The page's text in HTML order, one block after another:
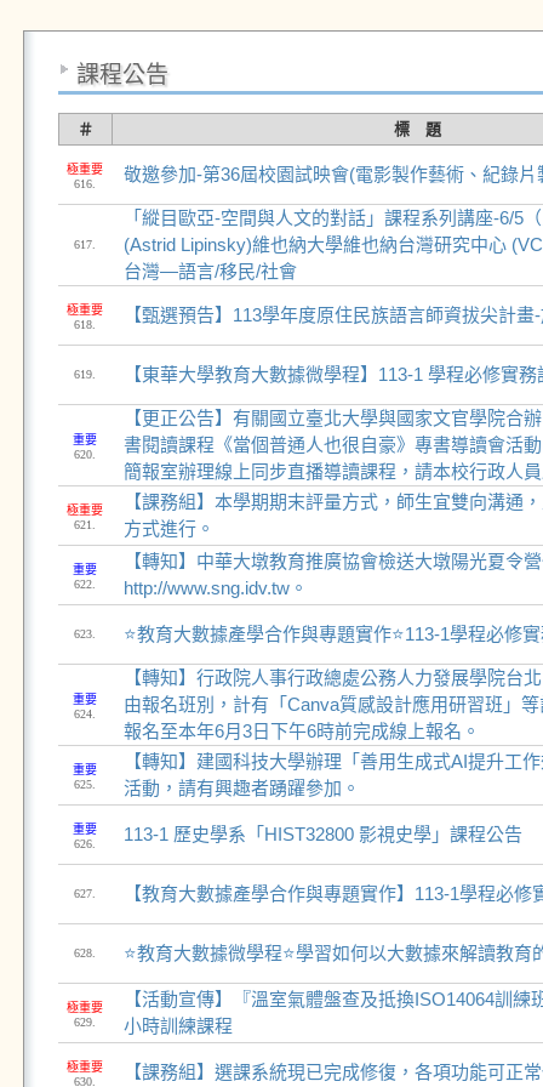
課程公告
＃ 標 題
極重要
616.
敬邀參加-第36屆校園試映會(電影製作藝術、紀錄片
617.
「縱目歐亞-空間與人文的對話」課程系列講座-6/5
(Astrid Lipinsky)維也納大學維也納台灣研究中心
台灣—語言/移民/社會
極重要
618.
【甄選預告】113學年度原住民族語言師資拔尖計
619. 【東華大學教育大數據微學程】113-1 學程必修實務
重要
620.
【更正公告】有關國立臺北大學與國家文官學院合
書閱讀課程《當個普通人也很自豪》專書導讀會活
簡報室辦理線上同步直播導讀課程，請本校行政人
極重要
621.
【課務組】本學期期末評量方式，師生宜雙向溝通
方式進行。
重要
622.
【轉知】中華大墩教育推廣協會檢送大墩陽光夏令
http://www.sng.idv.tw。
623. ⭐教育大數據產學合作與專題實作⭐113-1學程必修
重要
624.
【轉知】行政院人事行政總處公務人力發展學院台
由報名班別，計有「Canva質感設計應用研習班」
報名至本年6月3日下午6時前完成線上報名。
重要
625.
【轉知】建國科技大學辦理「善用生成式AI提升工
活動，請有興趣者踴躍參加。
重要
626.
113-1 歷史學系「HIST32800 影視史學」課程公告
627. 【教育大數據產學合作與專題實作】113-1學程必修
628. ⭐教育大數據微學程⭐學習如何以大數據來解讀教育
極重要
629.
【活動宣傳】『溫室氣體盤查及抵換ISO14064訓練
小時訓練課程
極重要
630.
【課務組】選課系統現已完成修復，各項功能可正